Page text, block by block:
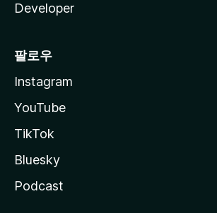
Developer
팔로우
Instagram
YouTube
TikTok
Bluesky
Podcast